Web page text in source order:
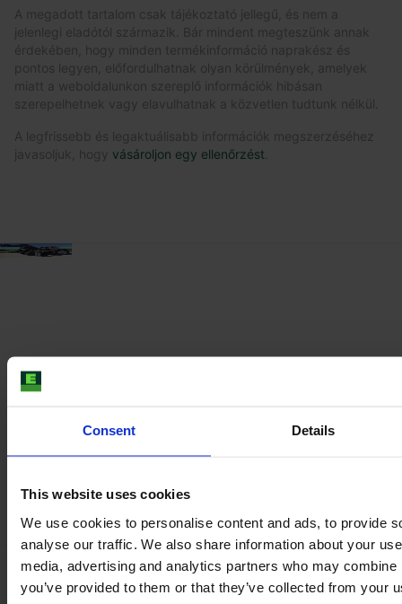
Consent Details
This website uses cookies
We use cookies to personalise content and ads, to provide
analyse our traffic. We also share information about your
media, advertising and analytics partners who may
you’ve provided to them or that they’ve collected from your
A megadott tartalom csak tájékoztató jellegű, és nem a
jelenlegi eladótól származik. Bár mindent megteszünk annak
érdekében, hogy minden termékinformáció naprakész és
pontos legyen, előfordulhatnak olyan körülmények, amelyek
miatt a weboldalunkon szereplő információk hibásan
szerepelhetnek vagy elavulhatnak a közvetlen tudtunk nélkül.
A legfrissebb és legaktuálisabb információk megszerzéséhez
javasoljuk, hogy vásároljon egy ellenőrzést